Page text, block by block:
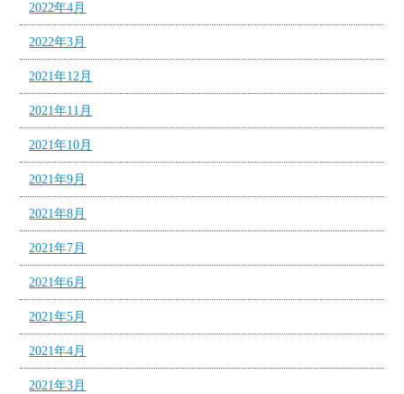
2022年4月
2022年3月
2021年12月
2021年11月
2021年10月
2021年9月
2021年8月
2021年7月
2021年6月
2021年5月
2021年4月
2021年3月